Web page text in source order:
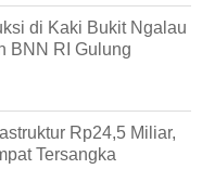
di Kaki Bukit Ngalau
BNN RI Gulung
Rp24,5 Miliar,
Tersangka